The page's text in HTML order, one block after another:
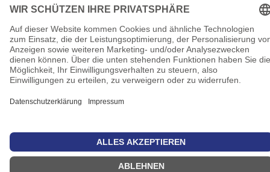
Informationen zu Elektro- und Elektronikgeräten
Pflichtangaben nach Verordnung (EU) 2019/1782
Cookie-Einstellungen